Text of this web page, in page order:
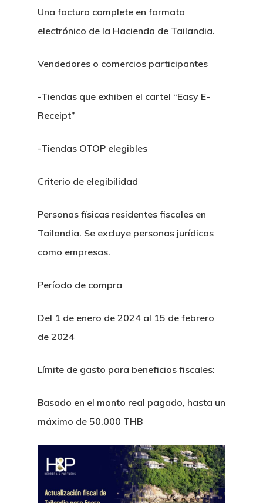
Una factura complete en formato
electrónico de la Hacienda de Tailandia.
Vendedores o comercios participantes
-Tiendas que exhiben el cartel “Easy E-
Receipt”
-Tiendas OTOP elegibles
Criterio de elegibilidad
Personas físicas residentes fiscales en
Tailandia. Se excluye personas jurídicas
como empresas.
Período de compra
Del 1 de enero de 2024 al 15 de febrero
de 2024
Límite de gasto para beneficios fiscales:
Basado en el monto real pagado, hasta un
máximo de 50.000 THB
Principal
Nuestro
Servicios